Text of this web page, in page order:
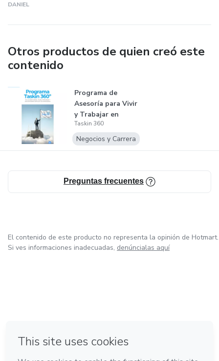
DANIEL
Otros productos de quien creó este
contenido
Programa de
Asesoría para Vivir
y Trabajar en
Andorra durant...
Taskin 360
Negocios y Carrera
Preguntas frecuentes
El contenido de este producto no representa la opinión de Hotmart.
Si ves informaciones inadecuadas, denúncialas aquí
Hecho con❤ en Ciudad de México